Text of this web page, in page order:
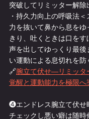
突破してリミッター解除
・持久力向上の呼吸法
力を抜いて鼻から息を
きり、吐くときは口をす
声を出してゆっくり最後
い運動による息切れを防
🔗腕立て伏せ―リミッタ
覚醒と運動能力を極限へ
❹エンドレス腕立て伏せ
チェックし悪い癖は随時